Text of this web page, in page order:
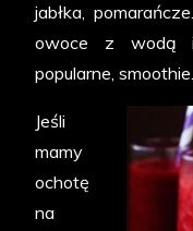
jabłka,
owoce z wodą
popularne, smoothie.
Jeśli
mamy
ochotę
na